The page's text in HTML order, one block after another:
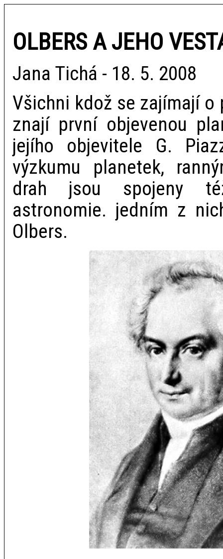
OLBERS A JEHO
Jana Tichá - 18. 5. 2008
Všichni kdož se zajímají o
znají první objevenou
jejího objevitele G.
výzkumu planetek,
drah jsou spojeny
astronomie. jedním z
Olbers.